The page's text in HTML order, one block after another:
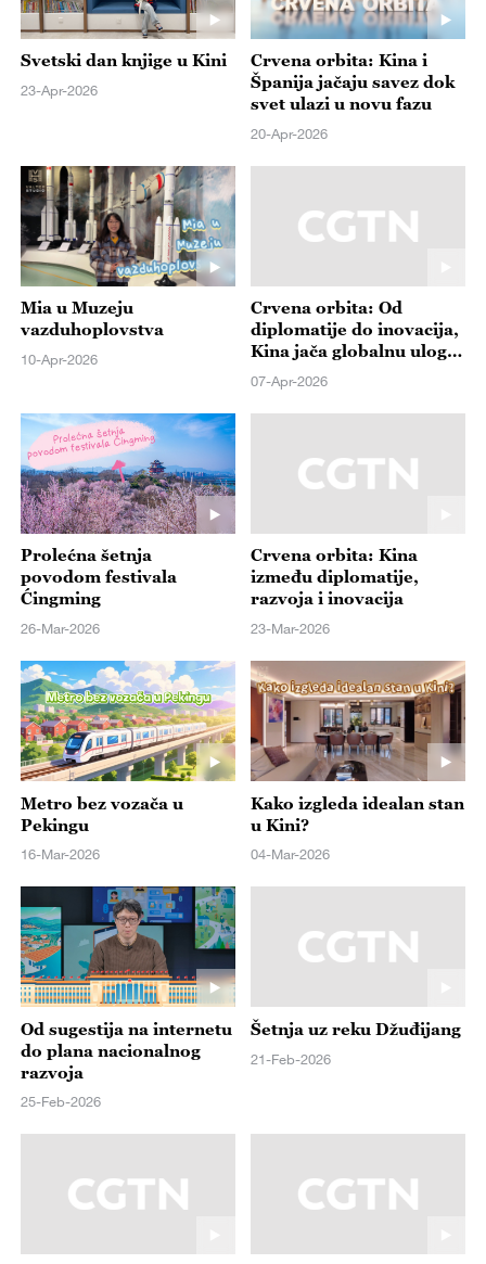
Svetski dan knjige u Kini
23-Apr-2026
Crvena orbita: Kina i
Španija jačaju savez dok
svet ulazi u novu fazu
20-Apr-2026
Mia u Muzeju
vazduhoplovstva
10-Apr-2026
Crvena orbita: Od
diplomatije do inovacija,
Kina jača globalnu ulogu
kroz mir, tehnologiju i
razvoj
07-Apr-2026
Prolećna šetnja
povodom festivala
Ćingming
26-Mar-2026
Crvena orbita: Kina
između diplomatije,
razvoja i inovacija
23-Mar-2026
Metro bez vozača u
Pekingu
16-Mar-2026
Kako izgleda idealan stan
u Kini?
04-Mar-2026
Od sugestija na internetu
do plana nacionalnog
razvoja
25-Feb-2026
Šetnja uz reku Džuđijang
21-Feb-2026